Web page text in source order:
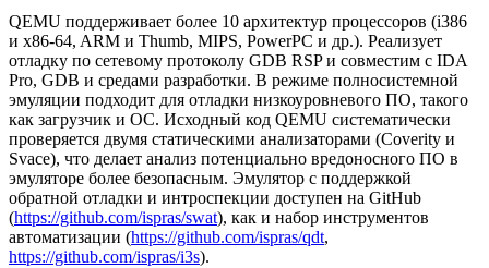
QEMU поддерживает более 10 архитектур процессоров (i386
и x86-64, ARM и Thumb, MIPS, PowerPC и др.). Реализует
отладку по сетевому протоколу GDB RSP и совместим с IDA
Pro, GDB и средами разработки. В режиме полносистемной
эмуляции подходит для отладки низкоуровневого ПО, такого
как загрузчик и ОС. Исходный код QEMU систематически
проверяется двумя статическими анализаторами (Coverity и
Svace), что делает анализ потенциально вредоносного ПО в
эмуляторе более безопасным. Эмулятор с поддержкой
обратной отладки и интроспекции доступен на GitHub
(https://github.com/ispras/swat), как и набор инструментов
автоматизации (https://github.com/ispras/qdt,
https://github.com/ispras/i3s).